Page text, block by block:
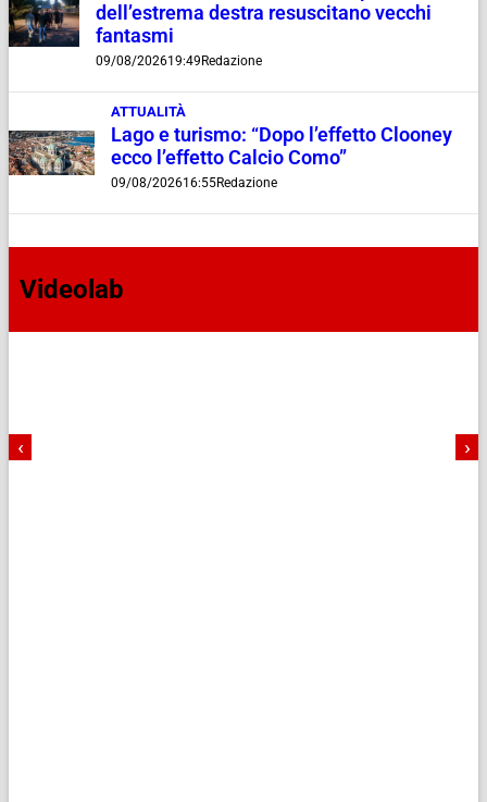
dell’estrema destra resuscitano vecchi
fantasmi
09/08/202619:49 Redazione
ATTUALITÀ
Lago e turismo: “Dopo l’effetto Clooney
ecco l’effetto Calcio Como”
09/08/202616:55Redazione
Videolab
‹ ›